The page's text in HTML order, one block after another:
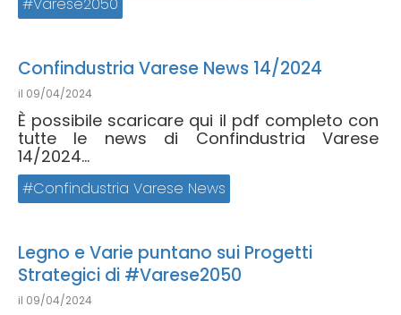
Confindustria Varese News 14/2024
il 09/04/2024
È possibile scaricare qui il pdf completo con
tutte le news di Confindustria Varese
14/2024...
Confindustria Varese News
Legno e Varie puntano sui Progetti
Strategici di #Varese2050
il 09/04/2024